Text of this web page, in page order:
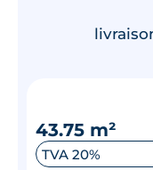
43.75 m²
TVA 20%